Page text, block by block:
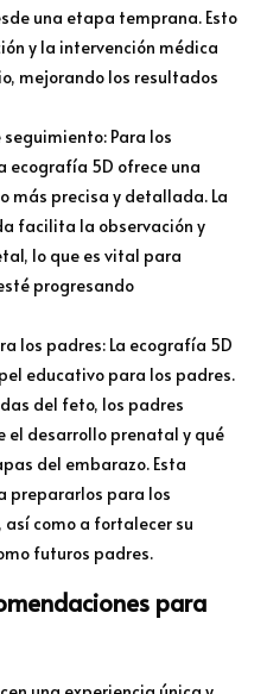
una etapa temprana. Esto
y la intervención médica
mejorando los resultados
Para los
ecografía 5D ofrece una
más precisa y detallada. La
facilita la observación y
lo que es vital para
progresando
los padres: La ecografía 5D
educativo para los padres.
del feto, los padres
el desarrollo prenatal y qué
del embarazo. Esta
prepararlos para los
como a fortalecer su
futuros padres.
para